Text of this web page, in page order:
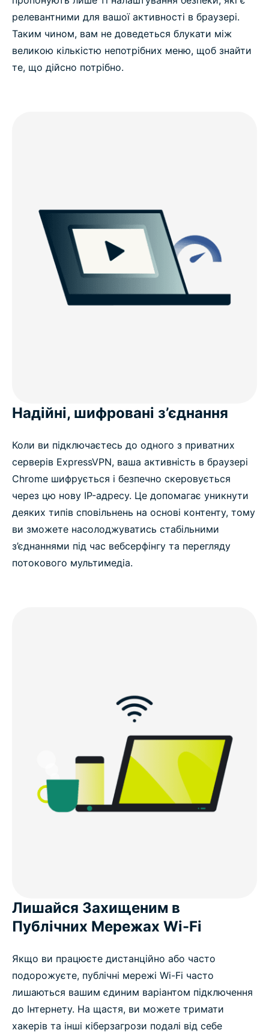
релевантними для вашої активності в браузері.
Таким чином, вам не доведеться блукати між
великою кількістю непотрібних меню, щоб знайти
те, що дійсно потрібно.
Надійні, шифровані з’єднання
Коли ви підключаєтесь до одного з приватних
серверів ExpressVPN, ваша активність в браузері
Chrome шифрується і безпечно скеровується
через цю нову IP-адресу. Це допомагає уникнути
деяких типів сповільнень на основі контенту, тому
ви зможете насолоджуватись стабільними
з’єднаннями під час вебсерфінгу та перегляду
потокового мультимедіа.
Лишайся Захищеним в
Публічних Мережах Wi-Fi
Якщо ви працюєте дистанційно або часто
подорожуєте, публічні мережі Wi-Fi часто
лишаються вашим єдиним варіантом підключення
до Інтернету. На щастя, ви можете тримати
хакерів та інші кіберзагрози подалі від себе